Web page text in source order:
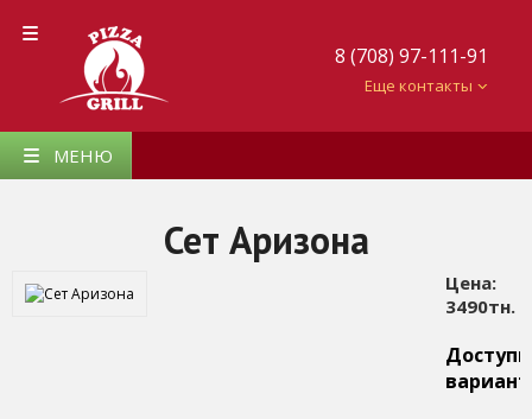
8 (708) 97-111-91
Еще контакты
МЕНЮ
Сет Аризона
Цена:
3490тн.